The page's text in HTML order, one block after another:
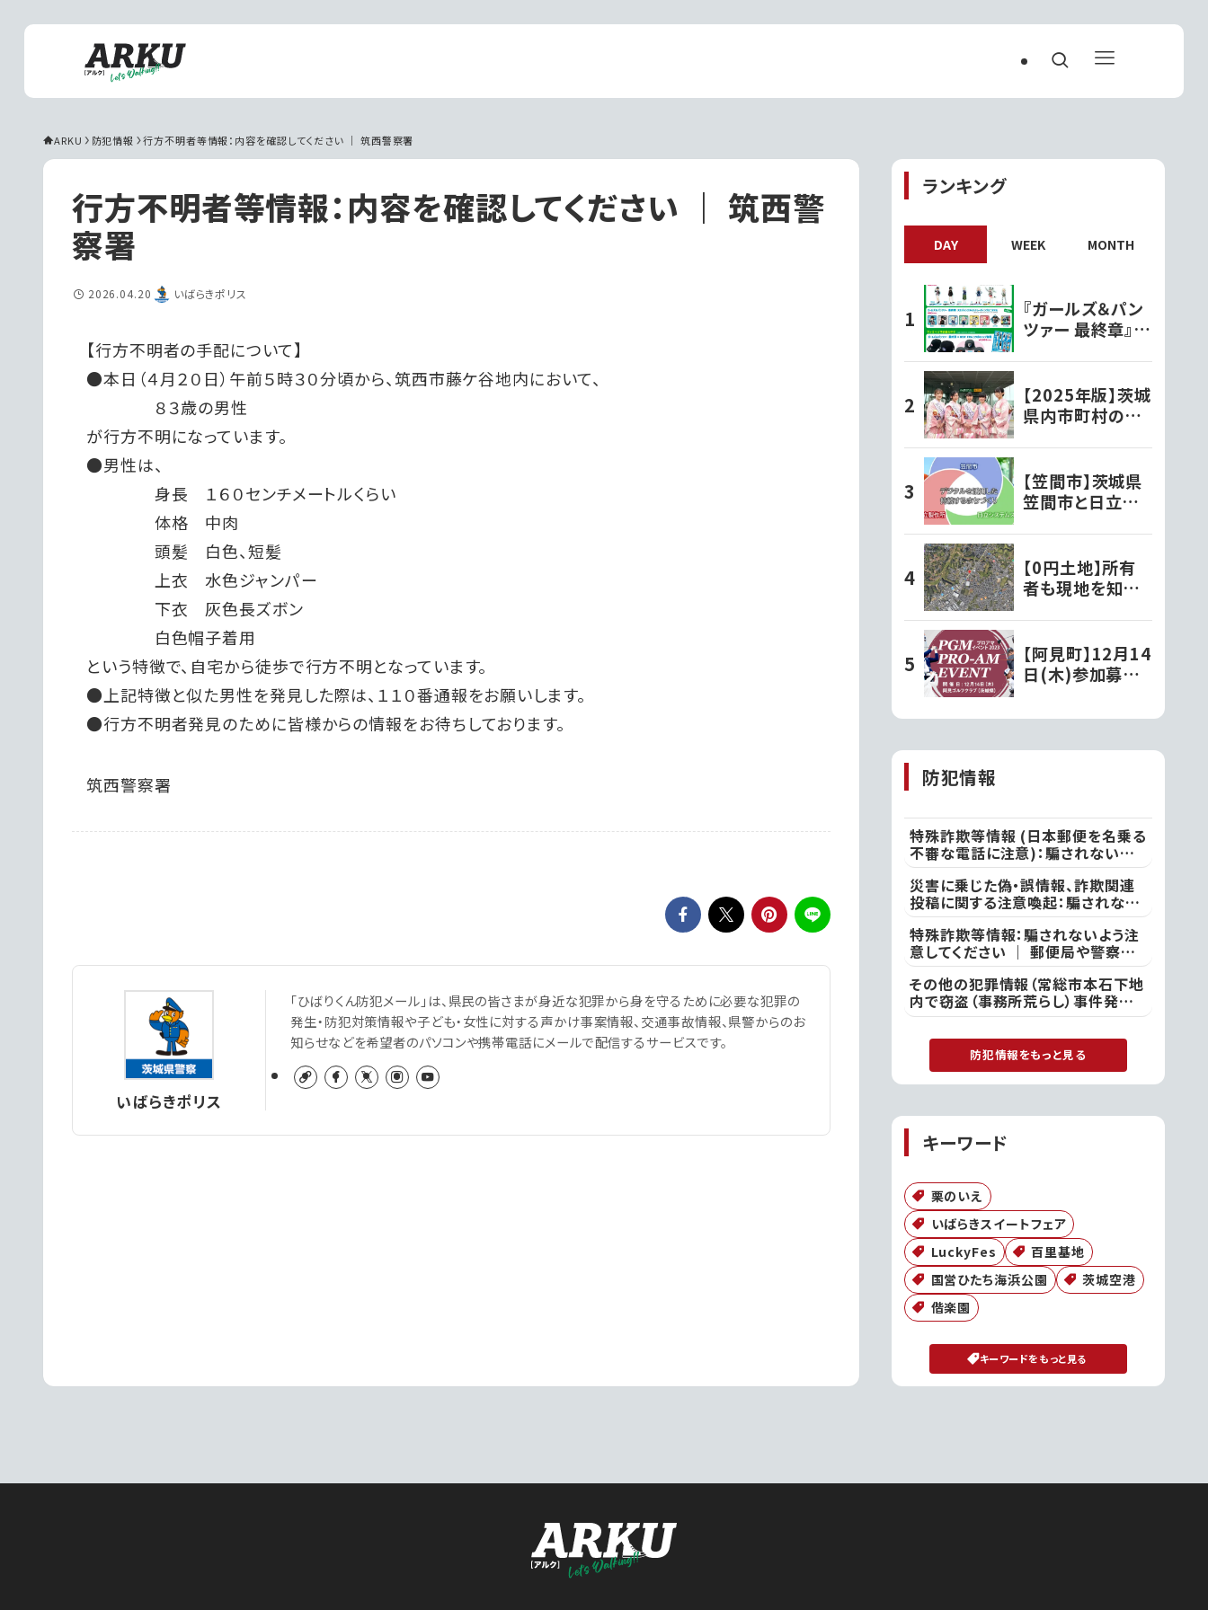
ARKU 防犯情報 行方不明者等情報：内容を確認してください ｜ 筑西警察署
行方不明者等情報：内容を確認してください ｜ 筑西警
察署
2026.04.20 いばらきポリス
【行方不明者の手配について】
●本日（４月２０日）午前５時３０分頃から、筑西市藤ケ谷地内において、
８３歳の男性
が行方不明になっています。
●男性は、
身長 １６０センチメートルくらい
体格 中肉
頭髪 白色、短髪
上衣 水色ジャンパー
下衣 灰色長ズボン
白色帽子着用
という特徴で、自宅から徒歩で行方不明となっています。
●上記特徴と似た男性を発見した際は、１１０番通報をお願いします。
●行方不明者発見のために皆様からの情報をお待ちしております。
筑西警察署
いばらきポリス
「ひばりくん防犯メール」は、県民の皆さまが身近な犯罪から身を守るために必要な犯罪の
発生・防犯対策情報や子ども・女性に対する声かけ事案情報、交通事故情報、県警からのお
知らせなどを希望者のパソコンや携帯電話にメールで配信するサービスです。
ランキング
DAY WEEK MONTH
『ガールズ＆パン
ツァー 最終章』オ
種ファミリーマー
トで発売開始!!
【2025年版】茨城
県内市町村の観
介！
【笠間市】茨城県
笠間市と日立お
ズが、デジタルを
活用した持続す
るまちづくりの実
現に向け連携協
定を締結!!第一
弾事業として移
動型の行政窓口
「動く市役所」が
【0円土地】所有
者も現地を知ら
て知った茨城の
「謎の土地」
【阿見町】12月14
日(木)参加募
ーシップ契約プ
『PGMプロアマ
防犯情報
特殊詐欺等情報 (日本郵便を名乗る
不審な電話に注意)：騙されないよう
注意してください ｜ ●本日、竜ケ崎
警察署
災害に乗じた偽・誤情報、詐欺関連
投稿に関する注意喚起：騙されない
よう注意してください ｜ 不審な投
稿やメール等で不安を感じた際は、
最寄りの警察署
特殊詐欺等情報：騙されないよう注
意してください ｜ 郵便局や警察を
名乗る者から「あなたの名義の郵便
物が」や「あなた名義の口座が」など
といった電話があった際には、決して
対応せず、すぐに電話を切って取手
警察署
その他の犯罪情報（常総市本石下地
内で窃盗（事務所荒らし）事件発
生）：付近の方は注意してください
｜ 常総警察署
防犯情報をもっと見る
キーワード
栗のいえ
いばらきスイートフェア
LuckyFes
百里基地
国営ひたち海浜公園
茨城空港
偕楽園
キーワードをもっと見る